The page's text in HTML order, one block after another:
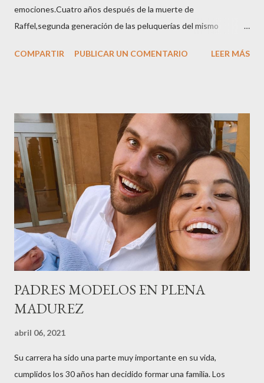
emociones.Cuatro años después de la muerte de
Raffel,segunda generación de las peluquerías del mismo
sector en una cena de reconocimiento.Sus hijas Carolina (CEO
peluquería del grupo.Justo hace unos días Carol Pagés nos
contaba detalles del homenaje en Actualida Rosa en RCE
radio,en el programa que presento todos los jueves de 17 a 18
horas . Carolina y Quionia Pagés Carolina Pagés La cita ,en el
Museu Marítim de BCN ,en las Drassanes reunió a figuras
destacadas del sector,así como clientes, autoridades y medios
de comunicación, en una velada inolvidable bajo el lema “Cien
años peinando almas, creando belleza,i...
COMPARTIR PUBLICAR UN COMENTARIO LEER MÁS
PADRES MODELOS EN PLENA
MADUREZ
abril 06, 2021
Su carrera ha sido una parte muy importante en su vida,
cumplidos los 30 años han decidido formar una familia. Los